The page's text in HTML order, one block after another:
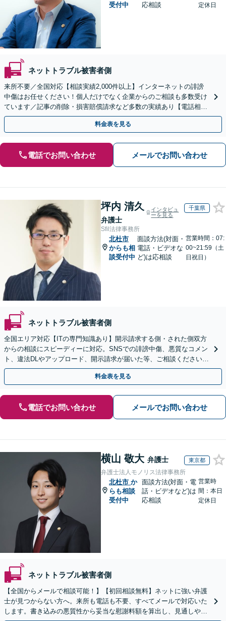
受付中
応相談
定休日
ネットトラブル被害者側
来所不要／全国対応【相談実績2,000件以上】インターネットの誹謗
中傷はお任せください！個人だけでなく企業からのご相談も多数受け
ています／記事の削除・損害賠償請求など多数の実績あり【電話相談
可】【初回相談無料】【夜間休日面談可】
料金表を見る
電話でお問い合わせ メールでお問い合わせ
坪内 清久
弁護士
インタビュ
ーを見る
千葉県
Sfil法律事務所
北杜市
からも相
談受付中
面談方法(対面・
電話・ビデオな
ど)は応相談
営業時間：07:
00~21:59（土
日祝日）
ネットトラブル被害者側
全国エリア対応【ITの専門知識あり】開示請求する側・された側双方
からの相談にスピーディーに対応。SNSでの誹謗中傷、悪質なコメン
ト、違法DLやアップロード、開示請求が届いた等、ご相談ください
【WEB面談OK&解決実績豊富】【千葉中央駅4分】
料金表を見る
電話でお問い合わせ メールでお問い合わせ
横山 敬大 弁護士 東京都
弁護士法人モノリス法律事務所
北杜市 か
らも相談
受付中
面談方法(対面・電
話・ビデオなど)は
応相談
営業時
間：本日
定休日
ネットトラブル被害者側
【全国からメールで相談可能！】【初回相談無料】ネットに強い弁護
士が見つからない方へ。来所も電話も不要、すべてメールで対応いた
します。書き込みの悪質性から妥当な慰謝料額を算出し、見通しや費